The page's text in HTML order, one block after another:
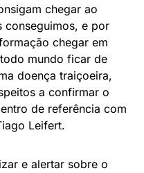
chegar ao
conseguimos, e por
chegar em
mundo ficar de
doença traiçoeira,
a confirmar o
de referência com
Leifert.
e alertar sobre o